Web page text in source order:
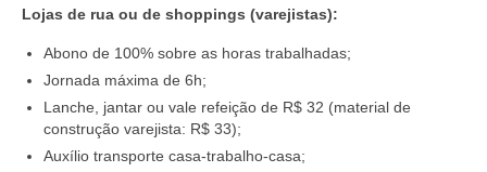
Declarações
Saúde
Aplicativo Comerciários RJ
Acordo de Feriado para Empresas
Lojas de rua ou de shoppings (varejistas):
Abono de 100% sobre as horas trabalhadas;
Jornada máxima de 6h;
Lanche, jantar ou vale refeição de R$ 32 (material de
construção varejista: R$ 33);
Auxílio transporte casa-trabalho-casa;